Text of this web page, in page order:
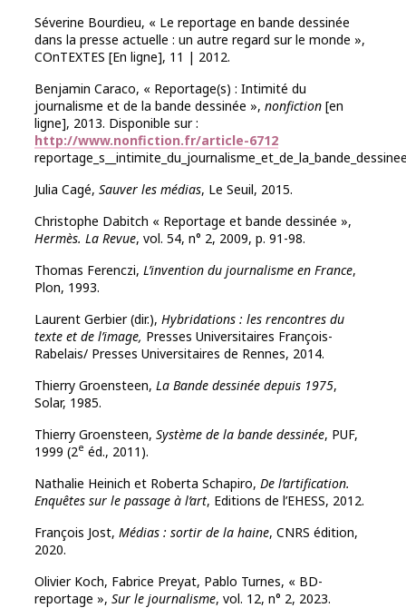
Séverine Bourdieu, « Le reportage en bande dessinée
dans la presse actuelle : un autre regard sur le monde »,
COnTEXTES [En ligne], 11 | 2012.
Benjamin Caraco, « Reportage(s) : Intimité du
journalisme et de la bande dessinée », nonfiction [en
ligne], 2013. Disponible sur :
http://www.nonfiction.fr/article-6712
Julia Cagé, Sauver les médias, Le Seuil, 2015.
Christophe Dabitch « Reportage et bande dessinée »,
Hermès. La Revue, vol. 54, n° 2, 2009, p. 91-98.
Thomas Ferenczi, L’invention du journalisme en France,
Plon, 1993.
Laurent Gerbier (dir.), Hybridations : les rencontres du
texte et de l’image, Presses Universitaires François-
Rabelais/ Presses Universitaires de Rennes, 2014.
Thierry Groensteen, La Bande dessinée depuis 1975,
Solar, 1985.
Thierry Groensteen, Système de la bande dessinée, PUF,
1999 (2e éd., 2011).
Nathalie Heinich et Roberta Schapiro, De l’artification.
Enquêtes sur le passage à l’art, Editions de l’EHESS, 2012.
François Jost, Médias : sortir de la haine, CNRS édition,
2020.
Olivier Koch, Fabrice Preyat, Pablo Turnes, « BD-
reportage », Sur le journalisme, vol. 12, n° 2, 2023.